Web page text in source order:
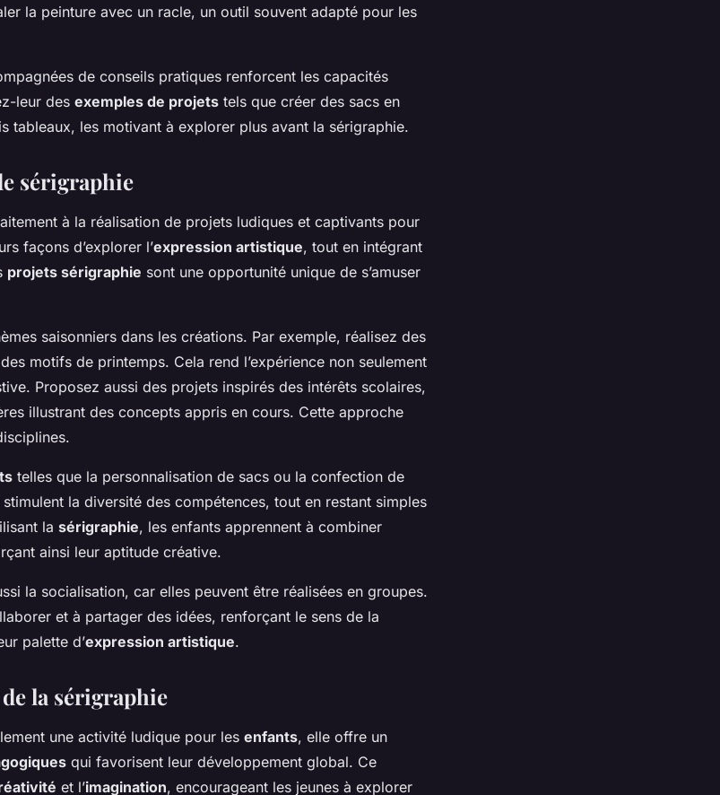
la peinture avec un racle, un outil souvent adapté pour les
de conseils pratiques renforcent les capacités
leur des exemples de projets tels que créer des sacs en
tableaux, les motivant à explorer plus avant la sérigraphie.
sérigraphie
à la réalisation de projets ludiques et captivants pour
façons d’explorer l’expression artistique, tout en intégrant
projets sérigraphie sont une opportunité unique de s’amuser
saisonniers dans les créations. Par exemple, réalisez des
motifs de printemps. Cela rend l’expérience non seulement
Proposez aussi des projets inspirés des intérêts scolaires,
illustrant des concepts appris en cours. Cette approche
telles que la personnalisation de sacs ou la confection de
la diversité des compétences, tout en restant simples
la sérigraphie, les enfants apprennent à combiner
ainsi leur aptitude créative.
la socialisation, car elles peuvent être réalisées en groupes.
et à partager des idées, renforçant le sens de la
palette d’expression artistique.
la sérigraphie
une activité ludique pour les enfants, elle offre un
qui favorisent leur développement global. Ce
et l’imagination, encourageant les jeunes à explorer